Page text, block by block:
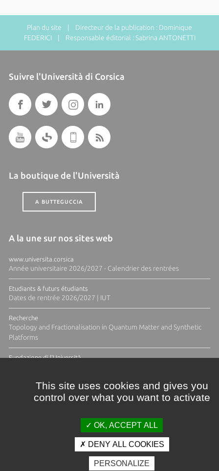
Plan du site | Directeur de la publication : Dominique
FEDERICI | Responsable éditorial : Sabrina ANTONETTI
Suivre l'Università di Corsica
La boutique de l'Università
A BUTTEGUCCIA
A la une sur nos sites web
www.universita.corsica
Année universitaire 2026/2027 - Calendrier des rentrées
Etudiants & futurs étudiants
Dates de rentrée 2026/2027 | IUT
Recherche
Topology and Fractionalisation in Quantum Matter and Synthetic
Platforms
Fundazione di l'Università
Crédits et mentions légales
Espace presse Photothèque
This site uses cookies and gives you
control over what you want to activate
OK, ACCEPT ALL
DENY ALL COOKIES
PERSONALIZE